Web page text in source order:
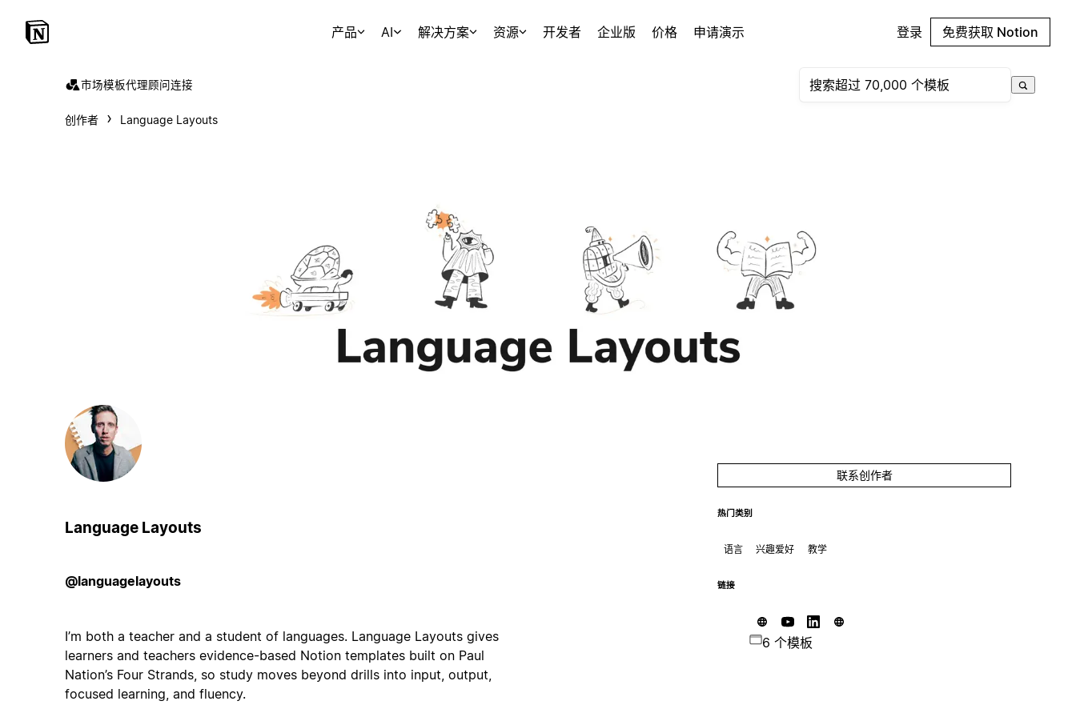
产品 AI 解决方案 资源 开发者 企业版 价格 申请演示 登录 免费获取 Notion
市场模板代理顾问连接
创作者 Language Layouts
Language Layouts
@languagelayouts
I’m both a teacher and a student of languages. Language Layouts gives
learners and teachers evidence-based Notion templates built on Paul
Nation’s Four Strands, so study moves beyond drills into input, output,
focused learning, and fluency.
联系创作者
热门类别
语言 兴趣爱好 教学
链接
6 个模板